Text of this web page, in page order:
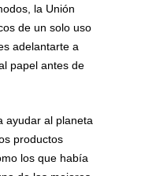
la Unión
de un solo uso
adelantarte a
papel antes de
ayudar al planeta
productos
los que había